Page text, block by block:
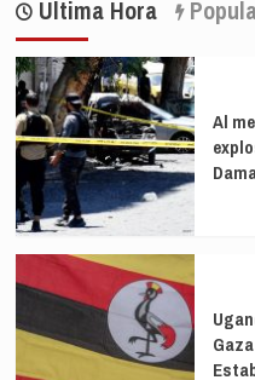
EEUU
Biden
Harris,
restauradores
de
la
sociedad
estadounidense
Ultima Hora
Al